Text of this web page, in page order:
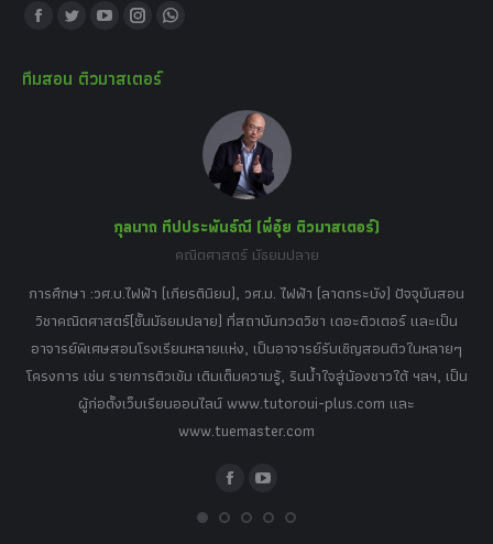
Find us on:
Facebook
opens
Twitter
opens
YouTube
opens
Instagram
opens
Whatsapp
window
ทีมสอน ติวมาสเตอร์
กุลนาถ ทีปประพันธ์ณี (พี่อุ๋ย ติวมาสเตอร์)
คณิตศาสตร์ มัธยมปลาย
การศึกษา :วศ.บ.ไฟฟ้า (เกียรตินิยม), วศ.ม. ไฟฟ้า (ลาดกระบัง) ปัจจุบันสอน
วิชาคณิตศาสตร์(ชั้นมัธยมปลาย) ที่สถาบันกวดวิชา เดอะติวเตอร์ และเป็น
อาจารย์พิเศษสอนโรงเรียนหลายแห่ง, เป็นอาจารย์รับเชิญสอนติวในหลายๆ
โครงการ เช่น รายการติวเข้ม เติมเต็มความรู้, รินน้ำใจสู่น้องชาวใต้ ฯลฯ, เป็น
ผู้ก่อตั้งเว็บเรียนออนไลน์ www.tutoroui-plus.com และ
www.tuemaster.com
FacebookYouTube